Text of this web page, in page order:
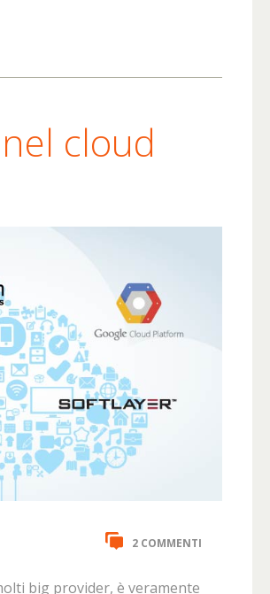
cloud
2 COMMENTI
big provider, è veramente